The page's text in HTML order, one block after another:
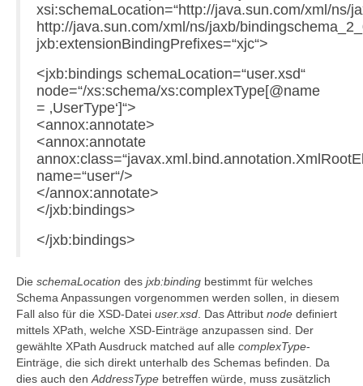
xsi:schemaLocation=“http://java.sun.com/xml/ns/
http://java.sun.com/xml/ns/jaxb/
jxb:extensionBindingPrefixes=“xjc“>
<jxb:bindings schemaLocation=“user.xsd“
node=“/xs:schema/xs:complexType[@name
= ‚UserType‘]“>
<annox:annotate>
<annox:annotate
name=“user“/>
</annox:annotate>
</jxb:bindings>
</jxb:bindings>
Die schemaLocation des jxb:binding bestimmt für welches
Schema Anpassungen vorgenommen werden sollen, in diesem
Fall also für die XSD-Datei user.xsd . Das Attribut node definiert
mittels XPath, welche XSD-Einträge anzupassen sind. Der
gewählte XPath Ausdruck matched auf alle complexType-
Einträge, die sich direkt unterhalb des Schemas befinden. Da
dies auch den AddressType betreffen würde, muss zusätzlich